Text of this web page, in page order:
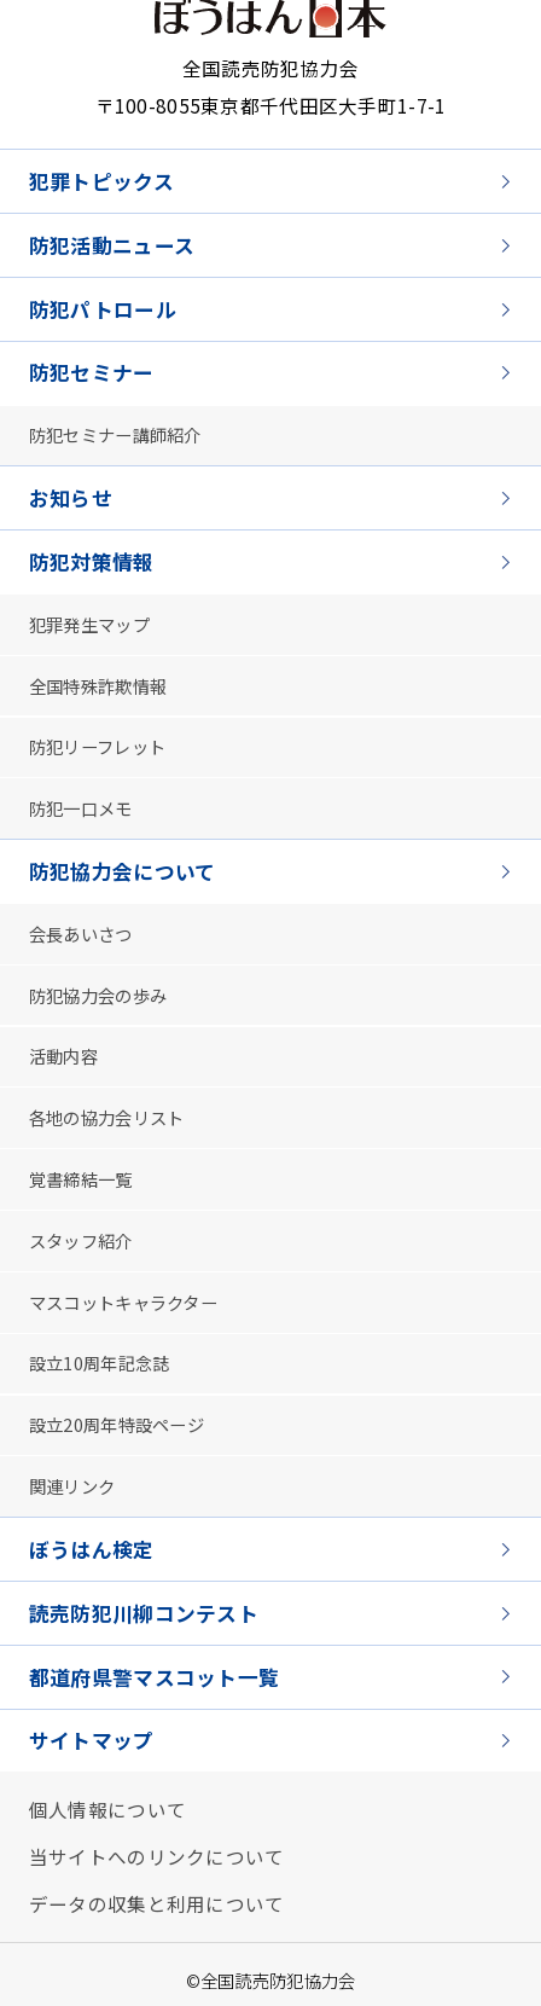
全国読売防犯協力会
〒100-8055東京都千代田区大手町1-7-1
犯罪トピックス
防犯活動ニュース
防犯パトロール
防犯セミナー
防犯セミナー講師紹介
お知らせ
防犯対策情報
犯罪発生マップ
全国特殊詐欺情報
防犯リーフレット
防犯一口メモ
防犯協力会について
会長あいさつ
防犯協力会の歩み
活動内容
各地の協力会リスト
覚書締結一覧
スタッフ紹介
マスコットキャラクター
設立10周年記念誌
設立20周年特設ページ
関連リンク
ぼうはん検定
読売防犯川柳コンテスト
都道府県警マスコット一覧
サイトマップ
個人情報について
当サイトへのリンクについて
データの収集と利用について
©全国読売防犯協力会